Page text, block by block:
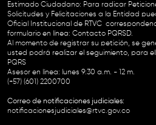
Estimado Ciudadano: Para radicar
Solicitudes y Felicitaciones a la Entidad
Oficial Institucional de RTVC
formulario en línea: Contacto PQRSD.
Al momento de registrar su petición, se
usted podrá realizar el seguimiento, para
PQRS
Asesor en línea: lunes 9:30 a.m. - 12 m.
(+57) (601) 2200700
Correo de notificaciones judiciales:
notificacionesjudiciales@rtvc.gov.co